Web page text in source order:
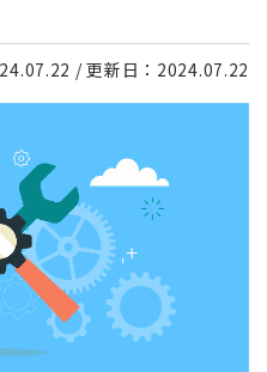
/ 更新日： 2024.07.22